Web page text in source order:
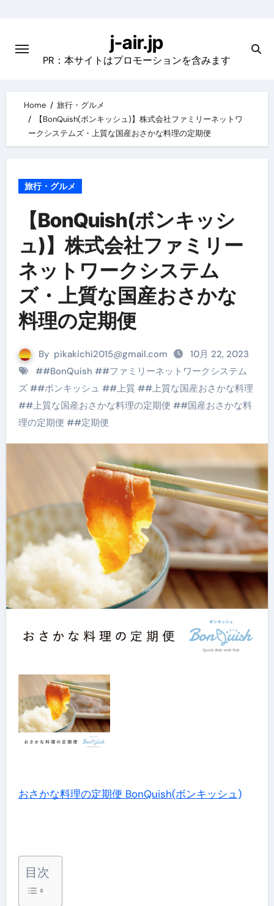
content
j-air.jp
PR：本サイトはプロモーションを含みます
Home
旅行・グルメ
【BonQuish(ボンキッシュ)】株式会社ファミリーネットワ
ークシステムズ・上質な国産おさかな料理の定期便
旅行・グルメ
【BonQuish(ボンキッシ
ュ)】株式会社ファミリー
ネットワークシステム
ズ・上質な国産おさかな
料理の定期便
By pikakichi2015@gmail.com
10月 22, 2023
##BonQuish ##ファミリーネットワークシステム
ズ##ボンキッシュ ##上質##上質な国産おさかな料理
##上質な国産おさかな料理の定期便 ##国産おさかな料
理の定期便 ##定期便
おさかな料理の定期便 BonQuish(ボンキッシュ)
目次